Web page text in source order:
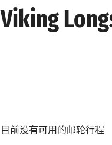
Viking
目前没有可用的邮轮行程